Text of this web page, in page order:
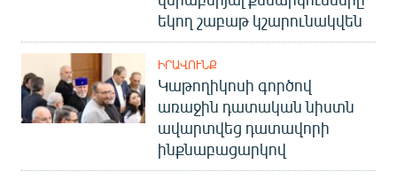
եկող շաբաթ կշարունակվեն
ԻՐԱՎՈՒՆՔ
Կաթողիկոսի գործով
առաջին դատական նիստն
ավարտվեց դատավորի
ինքնաբացարկով